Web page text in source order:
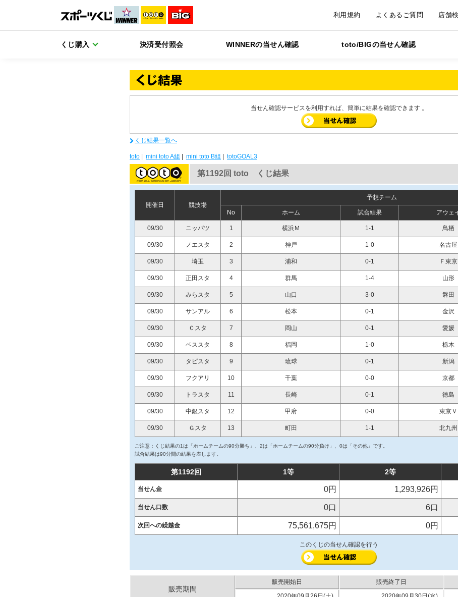
利用規約 よくあるご質問 店舗
くじ購入 決済受付照会 WINNERの当せん確認 toto/BIGの当せん確認
当せん確認サービスを利用すれば、簡単に結果を確認できます 。
くじ結果一覧へ
toto mini toto A組 mini toto B組 totoGOAL3
第1192回 toto くじ結果
開催日 競技場
予想チーム
No ホーム 試合結果 アウェ
09/30 ニッパツ 1 横浜Ｍ 1-1 鳥栖
09/30 ノエスタ 2 神戸 1-0 名古屋
09/30 埼玉 3 浦和 0-1 Ｆ東京
09/30 正田スタ 4 群馬 1-4 山形
09/30 みらスタ 5 山口 3-0 磐田
09/30 サンアル 6 松本 0-1 金沢
09/30 Ｃスタ 7 岡山 0-1 愛媛
09/30 ベススタ 8 福岡 1-0 栃木
09/30 タピスタ 9 琉球 0-1 新潟
09/30 フクアリ 10 千葉 0-0 京都
09/30 トラスタ 11 長崎 0-1 徳島
09/30 中銀スタ 12 甲府 0-0 東京Ｖ
09/30 Ｇスタ 13 町田 1-1 北九州
ご注意：くじ結果の1は「ホームチームの90分勝ち」、2は「ホームチームの90分負け」、0は「その他」です。
試合結果は90分間の結果を表します。
第1192回 1等 2等
当せん金 0円 1,293,926円
当せん口数 0口 6口
次回への繰越金 75,561,675円 0円
このくじの当せん確認を行う
販売期間
販売開始日 販売終了日